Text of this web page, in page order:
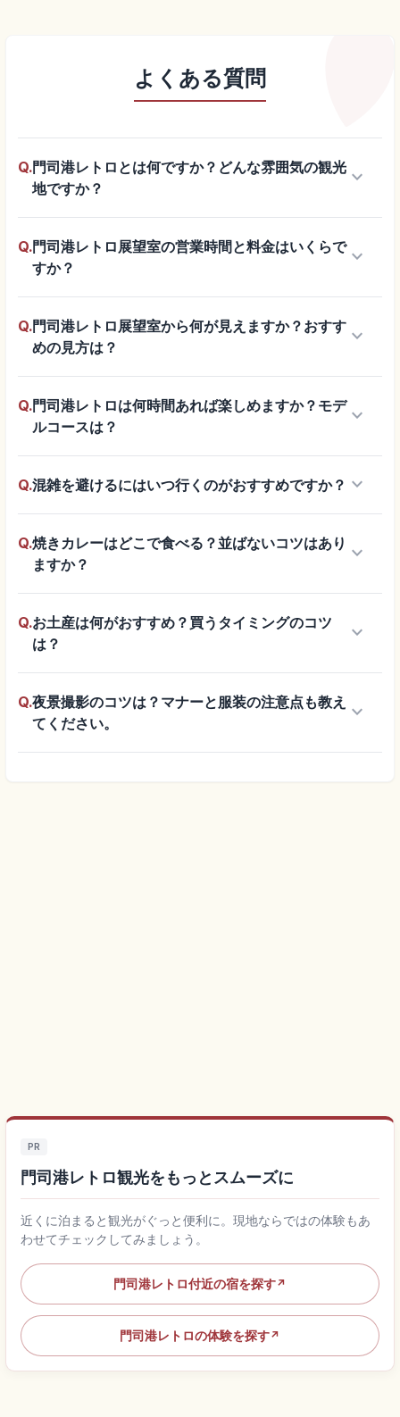
よくある質問
Q.門司港レトロとは何ですか？どんな雰囲気の観光
地ですか？
keyboard_arrow_down
Q.門司港レトロ展望室の営業時間と料金はいくらで
すか？
keyboard_arrow_down
Q.門司港レトロ展望室から何が見えますか？おすす
めの見方は？
keyboard_arrow_down
Q.門司港レトロは何時間あれば楽しめますか？モデ
ルコースは？
keyboard_arrow_down
Q.混雑を避けるにはいつ行くのがおすすめですか？ keyboard_arrow_down
Q.焼きカレーはどこで食べる？並ばないコツはあり
ますか？
keyboard_arrow_down
Q.お土産は何がおすすめ？買うタイミングのコツ
は？
keyboard_arrow_down
Q.夜景撮影のコツは？マナーと服装の注意点も教え
てください。
keyboard_arrow_down
PR
門司港レトロ観光をもっとスムーズに
近くに泊まると観光がぐっと便利に。現地ならではの体験もあ
わせてチェックしてみましょう。
門司港レトロ付近の宿を探す↗
門司港レトロの体験を探す↗